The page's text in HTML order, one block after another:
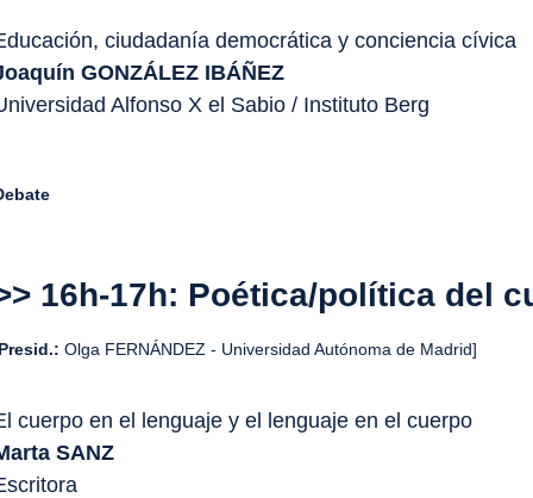
ciudadanía democrática y conciencia cívica
GONZÁLEZ IBÁÑEZ
Alfonso X el Sabio / Instituto Berg
16h-17h: Poética/política del
Olga FERNÁNDEZ - Universidad Autónoma de Madrid]
cuerpo en el lenguaje y el lenguaje en el cuerpo
SANZ